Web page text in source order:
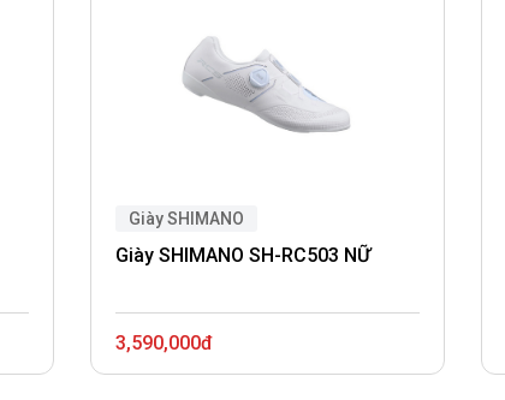
Giày SHIMANO
Giày SHIMANO SH-RC503 NỮ
3,590,000đ